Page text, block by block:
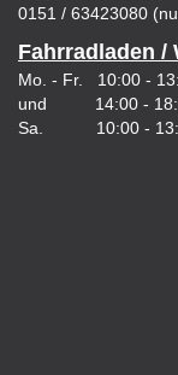
0151 / 63423080
Fahrradladen /
Mo. - Fr. 10:00 -
und 14:00 -
Sa. 10:00 -